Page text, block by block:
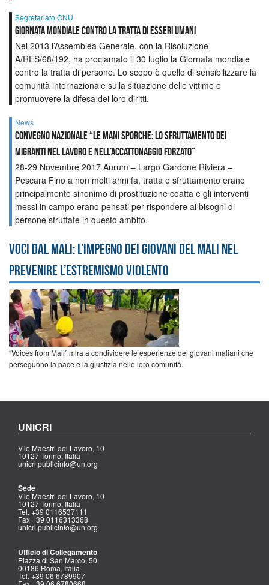
Segretariato ONU
Giornata mondiale contro la tratta di esseri umani
Nel 2013 l’Assemblea Generale, con la Risoluzione
A/RES/68/192, ha proclamato il 30 luglio la Giornata mondiale
contro la tratta di persone. Lo scopo è quello di sensibilizzare la
comunità internazionale sulla situazione delle vittime e
promuovere la difesa dei loro diritti.
News
Convegno Nazionale “Le mani sporche: lo sfruttamento dei
migranti nel lavoro e nell’accattonaggio forzato”
28-29 Novembre 2017 Aurum – Largo Gardone Riviera –
Pescara Fino a non molti anni fa, tratta e sfruttamento erano
principalmente sinonimo di prostituzione coatta e gli interventi
messi in campo erano pensati per rispondere ai bisogni di
persone sfruttate in questo ambito.
Voci dal Mali: l’impegno dei giovani del Mali nel
prevenire l’estremismo violento
“Voices from Mali” mira a condividere le esperienze dei giovani maliani che
perseguono la pace e la giustizia nelle loro comunità.
UNICRI
V.le Maestri del Lavoro, 10
10127 Torino, Italia
unicri.publicinfo@un.org
Sede
V.le Maestri del Lavoro, 10
10127 Torino, Italia
Tel. +39 0116537111
Fax +39 0116313368
unicri.publicinfo@un.org
Ufficio di Collegamento
Piazza di San Marco, 50
00186 Roma, Italia
Tel. +39 06 6789907